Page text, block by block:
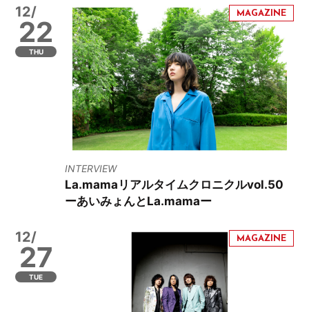
12/
22
THU
INTERVIEW
La.mamaリアルタイムクロニクルvol.50
ーあいみょんとLa.mamaー
12/
27
TUE